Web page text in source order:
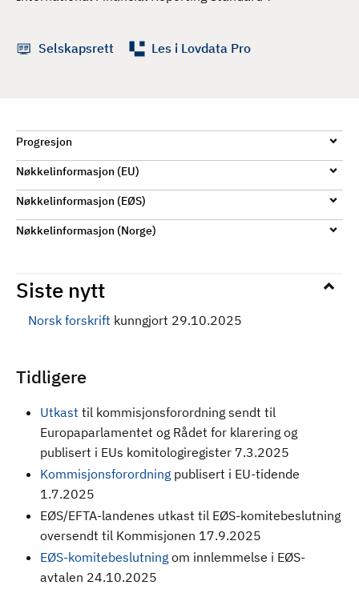
Selskapsrett Les i Lovdata Pro
Progresjon
Nøkkelinformasjon (EU)
Nøkkelinformasjon (EØS)
Nøkkelinformasjon (Norge)
Siste nytt
Norsk forskrift kunngjort 29.10.2025
Tidligere
Utkast til kommisjonsforordning sendt til
Europaparlamentet og Rådet for klarering og
publisert i EUs komitologiregister 7.3.2025
Kommisjonsforordning publisert i EU-tidende
1.7.2025
EØS/EFTA-landenes utkast til EØS-komitebeslutning
oversendt til Kommisjonen 17.9.2025
EØS-komitebeslutning om innlemmelse i EØS-
avtalen 24.10.2025